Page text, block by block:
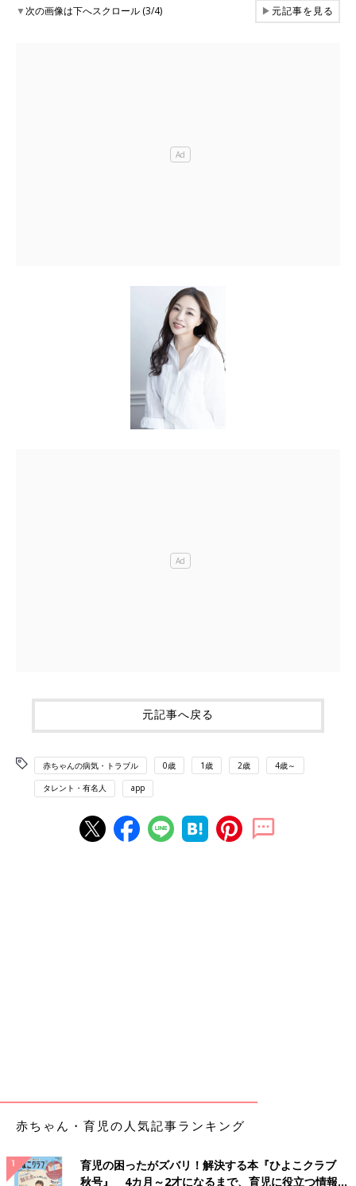
▼次の画像は下へスクロール (3/4) ▶元記事を見る
元記事へ戻る
赤ちゃんの病気・トラブル 0歳 1歳 2歳 4歳～
タレント・有名人 app
赤ちゃん・育児の人気記事ランキング
育児の困ったがズバリ！解決する本『ひよこクラブ
秋号』 4カ月～2才になるまで、育児に役立つ情報が